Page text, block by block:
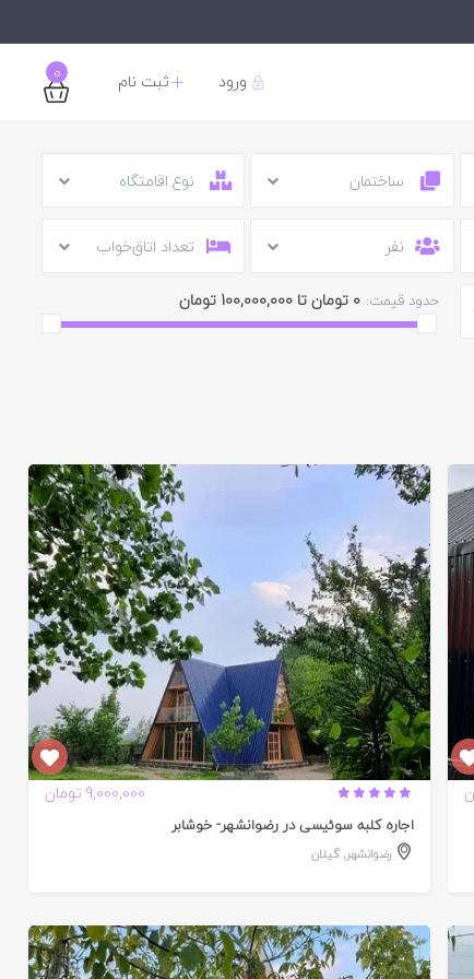
0 ورود ثبت نام
ساختمان نوع اقامتگاه
نفر تعداد اتاق‌خواب
حدود قیمت: 0 تومان تا 100,000,000 تومان
9,000,000 تومان
تایید
شده
اجاره کلبه سوئیسی در رضوانشهر- خوشابر
رضوانشهر,گیلان
تایید